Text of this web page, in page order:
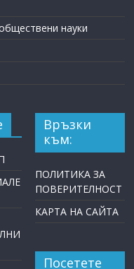
науки
Връзки
към:
ПОЛИТИКА ЗА
ПОВЕРИТЕЛНОСТ
КАРТА НА САЙТА
Посетете